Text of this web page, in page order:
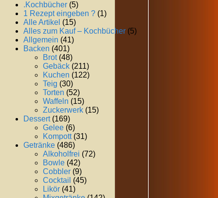
.Kochbücher (5)
1 Rezept eingeben ? (1)
Alle Artikel (15)
Alles zum Kauf – Kochbücher (5)
Allgemein (41)
Backen (401)
Brot(48)
Gebäck (211)
Kuchen (122)
Teig (30)
Torten (52)
Waffeln (15)
Zuckerwerk (15)
Dessert(169)
Gelee (6)
Kompott(31)
Getränke (486)
Alkoholfrei (72)
Bowle (42)
Cobbler (9)
Cocktail (45)
Likör (41)